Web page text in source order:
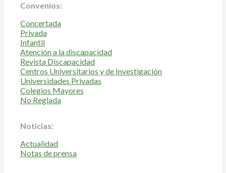
Convenios:
Concertada
Privada
Infantil
Atención a la discapacidad
Revista Discapacidad
Centros Universitarios y de Investigación
Universidades Privadas
Colegios Mayores
No Reglada
Noticias:
Actualidad
Notas de prensa